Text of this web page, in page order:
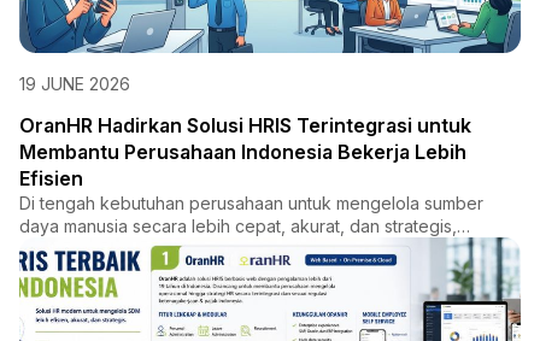
19 JUNE 2026
OranHR Hadirkan Solusi HRIS Terintegrasi untuk
Membantu Perusahaan Indonesia Bekerja Lebih
Efisien
Di tengah kebutuhan perusahaan untuk mengelola sumber
daya manusia secara lebih cepat, akurat, dan strategis,
OranHR had...